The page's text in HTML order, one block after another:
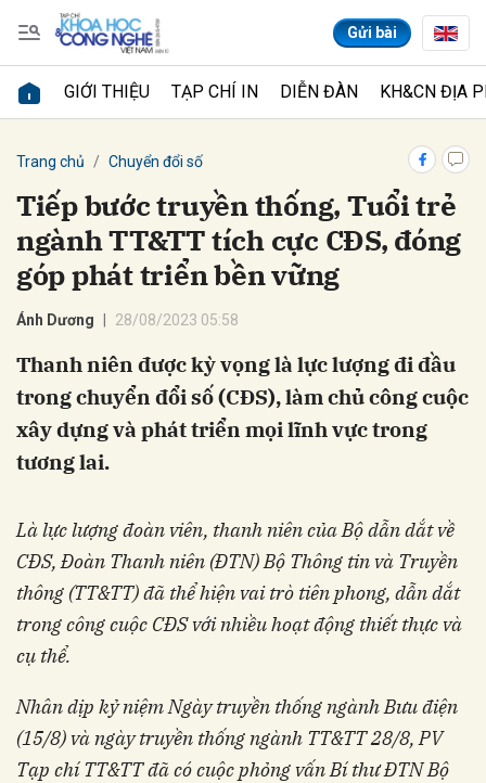
Gửi bài
GIỚI THIỆU TẠP CHÍ IN DIỄN ĐÀN KH&CN ĐỊA
Trang chủ Chuyển đổi số
Tiếp bước truyền thống, Tuổi trẻ
ngành TT&TT tích cực CĐS, đóng
góp phát triển bền vững
Ánh Dương 28/08/2023 05:58
Thanh niên được kỳ vọng là lực lượng đi đầu
trong chuyển đổi số (CĐS), làm chủ công cuộc
xây dựng và phát triển mọi lĩnh vực trong
tương lai.
Là lực lượng đoàn viên, thanh niên của Bộ dẫn dắt về
CĐS, Đoàn Thanh niên (ĐTN) Bộ Thông tin và Truyền
thông (TT&TT) đã thể hiện vai trò tiên phong, dẫn dắt
trong công cuộc CĐS với nhiều hoạt động thiết thực và
cụ thể.
Nhân dịp kỷ niệm Ngày truyền thống ngành Bưu điện
(15/8) và ngày truyền thống ngành TT&TT 28/8, PV
Tạp chí TT&TT đã có cuộc phỏng vấn Bí thư ĐTN Bộ
Gửi bình luận
Hủy Gửi